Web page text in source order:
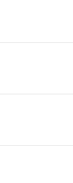
空腹服用，整
服。4.剂量调
度及以上需遵